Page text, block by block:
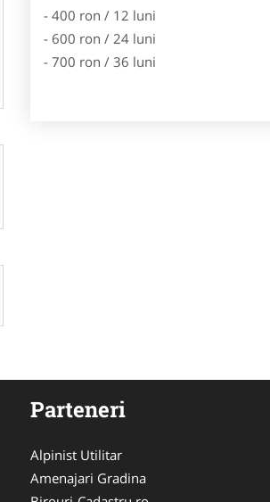
- 400 ron / 12 luni
- 600 ron / 24 luni
- 700 ron / 36 luni
Parteneri
Alpinist Utilitar
Amenajari Gradina